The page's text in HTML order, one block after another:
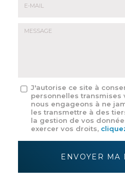
Message
J'autorise ce site à
personnelles transmises
nous engageons à ne
les transmettre à des
la gestion de vos
exercer vos droits,
Acceptation
ENVOYER MA